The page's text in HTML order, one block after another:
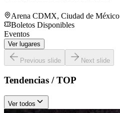
Arena CDMX, Ciudad de México
Boletos Disponibles
Eventos
Ver lugares
Previous slide Next slide
Tendencias / TOP
Ver todos